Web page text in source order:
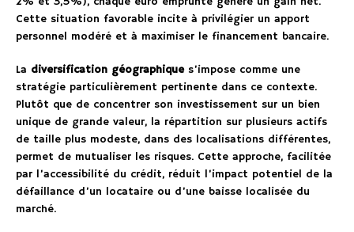
Cette situation favorable incite à privilégier un apport
personnel modéré et à maximiser le financement bancaire.
La diversification géographiques’impose comme une
stratégie particulièrement pertinente dans ce contexte.
Plutôt que de concentrer son investissement sur un bien
unique de grande valeur, la répartition sur plusieurs actifs
de taille plus modeste, dans des localisations différentes,
permet de mutualiser les risques. Cette approche, facilitée
par l’accessibilité du crédit, réduit l’impact potentiel de la
défaillance d’un locataire ou d’une baisse localisée du
marché.